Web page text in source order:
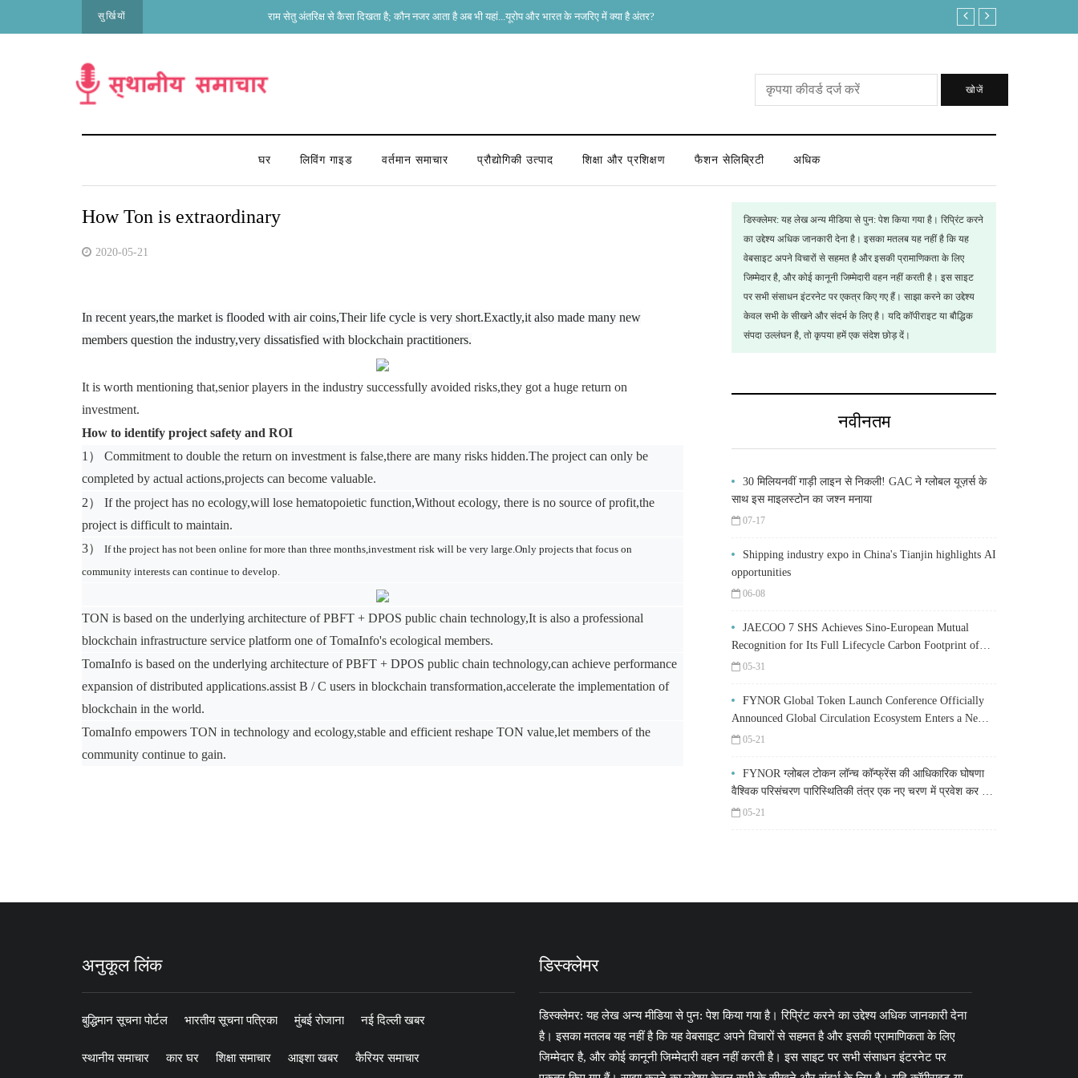
सुर्खियों राम सेतु अंतरिक्ष से कैसा दिखता है; कौन नजर आता है अब भी यहां...यूरोप और भारत के नजरिए में क्या है अंतर? लोकसभा अध्यक्ष पद में क्या ताकत है कि इस बार आ
खोजें
घर लिविंग गाइड वर्तमान समाचार प्रौद्योगिकी उत्पाद शिक्षा और प्रशिक्षण फैशन सेलिब्रिटी अधिक
How Ton is extraordinary
2020-05-21
In recent years,the market is flooded with air coins,Their life cycle is very short.Exactly,it also made many new
members question the industry,very dissatisfied with blockchain practitioners.
It is worth mentioning that,senior players in the industry successfully avoided risks,they got a huge return on
investment.
How to identify project safety and ROI
1） Commitment to double the return on investment is false,there are many risks hidden.The project can only be
completed by actual actions,projects can become valuable.
2） If the project has no ecology,will lose hematopoietic function,Without ecology, there is no source of profit,the
project is difficult to maintain.
3） If the project has not been online for more than three months,investment risk will be very large.Only projects that focus on
community interests can continue to develop.
TON is based on the underlying architecture of PBFT + DPOS public chain technology,It is also a professional
blockchain infrastructure service platform one of TomaInfo's ecological members.
TomaInfo is based on the underlying architecture of PBFT + DPOS public chain technology,can achieve performance
expansion of distributed applications.assist B / C users in blockchain transformation,accelerate the implementation of
blockchain in the world.
TomaInfo empowers TON in technology and ecology,stable and efficient reshape TON value,let members of the
community continue to gain.
डिस्क्लेमर: यह लेख अन्य मीडिया से पुन: पेश किया गया है। रिप्रिंट करने
का उद्देश्य अधिक जानकारी देना है। इसका मतलब यह नहीं है कि यह
वेबसाइट अपने विचारों से सहमत है और इसकी प्रामाणिकता के लिए
जिम्मेदार है, और कोई कानूनी जिम्मेदारी वहन नहीं करती है। इस साइट
पर सभी संसाधन इंटरनेट पर एकत्र किए गए हैं। साझा करने का उद्देश्य
केवल सभी के सीखने और संदर्भ के लिए है। यदि कॉपीराइट या बौद्धिक
संपदा उल्लंघन है, तो कृपया हमें एक संदेश छोड़ दें।
नवीनतम
30 मिलियनवीं गाड़ी लाइन से निकली! GAC ने ग्लोबल यूज़र्स के
साथ इस माइलस्टोन का जश्न मनाया
07-17
Shipping industry expo in China's Tianjin highlights AI
opportunities
06-08
JAECOO 7 SHS Achieves Sino-European Mutual
Recognition for Its Full Lifecycle Carbon Footprint of
Just 120.40 gCO₂e/km
05-31
FYNOR Global Token Launch Conference Officially
Announced Global Circulation Ecosystem Enters a New
Stage05-21
FYNOR ग्लोबल टोकन लॉन्च कॉन्फ्रेंस की आधिकारिक घोषणा
वैश्विक परिसंचरण पारिस्थितिकी तंत्र एक नए चरण में प्रवेश कर रहा
है 05-21
अनुकूल लिंक
बुद्धिमान सूचना पोर्टल भारतीय सूचना पत्रिका मुंबई रोजाना नई दिल्ली खबर
स्थानीय समाचार कार घर शिक्षा समाचार आइशा खबर कैरियर समाचार
डिस्क्लेमर
डिस्क्लेमर: यह लेख अन्य मीडिया से पुन: पेश किया गया है। रिप्रिंट करने का उद्देश्य अधिक जानकारी देना
है। इसका मतलब यह नहीं है कि यह वेबसाइट अपने विचारों से सहमत है और इसकी प्रामाणिकता के लिए
जिम्मेदार है, और कोई कानूनी जिम्मेदारी वहन नहीं करती है। इस साइट पर सभी संसाधन इंटरनेट पर